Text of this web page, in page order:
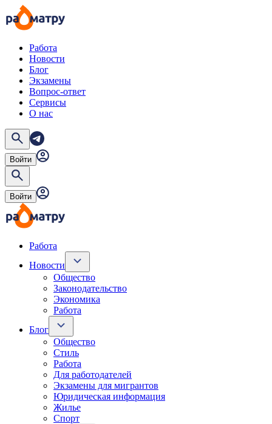
Работа
Новости
Блог
Экзамены
Вопрос-ответ
Сервисы
О нас
Войти
Войти
Работа
Новости
Общество
Законодательство
Экономика
Работа
Блог
Общество
Стиль
Работа
Для работодателей
Экзамены для мигрантов
Юридическая информация
Жилье
Спорт